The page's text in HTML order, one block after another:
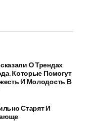
О Трендах
Которые Помогут
И Молодость В
Старят И